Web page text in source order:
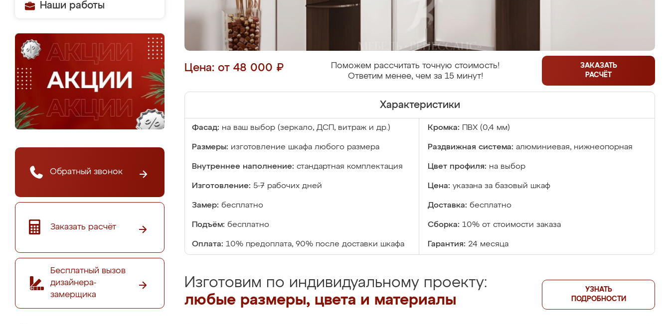
Наши работы
Обратный звонок
Заказать расчёт
Бесплатный вызов
дизайнера-
замерщика
Цена: от 48 000 ₽
Поможем рассчитать точную стоимость!
Ответим менее, чем за 15 минут!
ЗАКАЗАТЬ
РАСЧЁТ
Характеристики
Фасад: на ваш выбор (зеркало, ДСП, витраж и др.) Кромка: ПВХ (0,4 мм)
Размеры: изготовление шкафа любого размера Раздвижная система: алюминиевая, нижнеопорная
Внутреннее наполнение: стандартная комплектация Цвет профиля: на выбор
Изготовление: 5-7 рабочих дней Цена: указана за базовый шкаф
Замер: бесплатно Доставка: бесплатно
Подъём: бесплатно Сборка: 10% от стоимости заказа
Оплата: 10% предоплата, 90% после доставки шкафа Гарантия: 24 месяца
Изготовим по индивидуальному проекту:
любые размеры, цвета и материалы
УЗНАТЬ
ПОДРОБНОСТИ